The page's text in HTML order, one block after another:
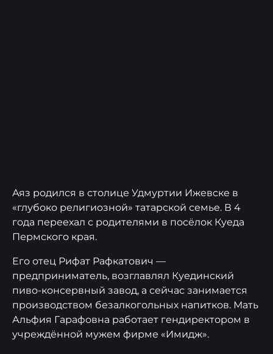
Аяз родился в столице Удмуртии Ижевске в
«глубоко религиозной» татарской семье. В 4
года переехал с родителями в посёлок Куеда
Пермского края.
Его отец Рифат Рафкатович —
предприниматель, возглавлял Куединский
пиво-консервный завод, а сейчас занимается
производством безалкогольных напитков. Мать
Альфия Гарафовна работает гендиректором в
учреждённой мужем фирме «Имидж».